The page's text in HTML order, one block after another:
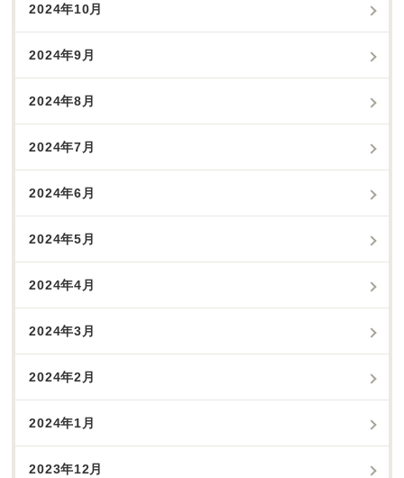
2024年10月
2024年9月
2024年8月
2024年7月
2024年6月
2024年5月
2024年4月
2024年3月
2024年2月
2024年1月
2023年12月